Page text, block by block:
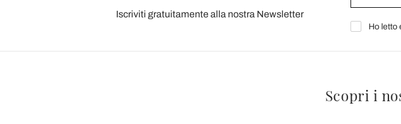
Iscriviti gratuitamente alla nostra Newsletter
Ho letto
Scopri i